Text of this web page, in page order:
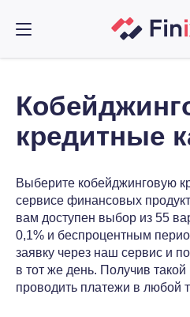
кредитные
Выберите кобейджинговую
сервисе финансовых
вам доступен выбор из 55
0,1% и беспроцентным
заявку через наш сервис и
в тот же день. Получив
проводить платежи в любой